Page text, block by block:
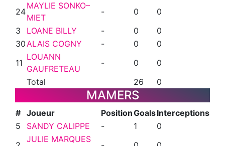
24
MAYLIE SONKO–
MIET
- 0
0
3
LOANE BILLY - 0
0
30ALAIS COGNY - 0
0
11
LOUANN
GAUFRETEAU
- 0
0
Total
26 0
MAMERS
# Joueur PositionGoalsInterceptions
5
SANDY CALIPPE - 1
0
JULIE MARQUES